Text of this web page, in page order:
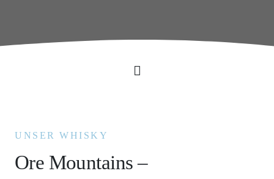
UNSER WHISKY
Ore Mountains –